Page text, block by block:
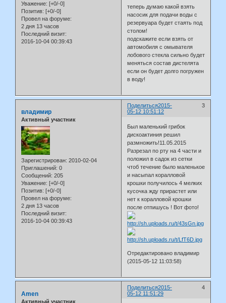
Уважение: [+0/-0]
Позитив: [+0/-0]
Провел на форуме:
2 дня 13 часов
Последний визит:
2016-10-04 00:39:43
теперь думаю какой взять
насосик для подачи воды с
резервуара будет стаять под
столом!
подскажите если взять от
автомобиля с омывателя
лобового стекла сильно будет
меняться состав дистелята
если он будет долго погружен
в воду!
Поделиться 3
2015-
05-12 10:51:12
владимир
Активный участник
Зарегистрирован: 2010-02-04
Приглашений: 0
Сообщений: 205
Уважение: [+0/-0]
Позитив: [+0/-0]
Провел на форуме:
2 дня 13 часов
Последний визит:
2016-10-04 00:39:43
Был маленький грибок
дискоактиния решил
размножить!11.05.2015
Разрезал по рту на 4 части и
положил в садок из сетки
чтоб течение было маленькое
и насыпал коралловой
крошки получилось 4 мелких
кусочка жду прирастет или
нет к коралловой крошки
после отпишусь ! Вот фото!
Отредактировано владимир
(2015-05-12 11:03:58)
Поделиться 4
2015-
05-12 11:51:29
Amen
Активный участник